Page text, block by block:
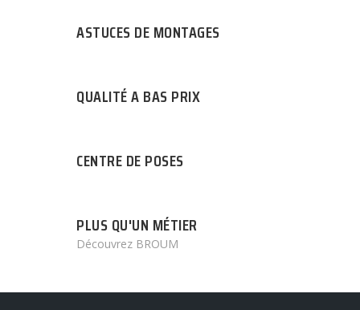
ASTUCES DE MONTAGES
QUALITÉ A BAS PRIX
CENTRE DE POSES
PLUS QU'UN MÉTIER
Découvrez BROUM